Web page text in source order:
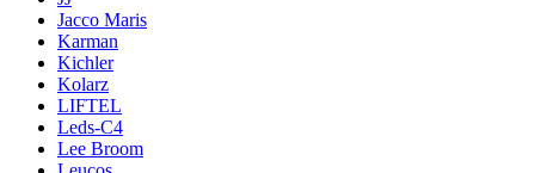
Jacco Maris
Karman
Kichler
Kolarz
LIFTEL
Leds-C4
Lee Broom